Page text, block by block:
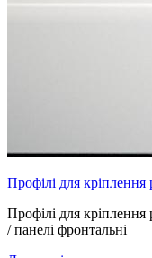
Профілі для кріплення
Профілі для кріплення
/ панелі фронтальні